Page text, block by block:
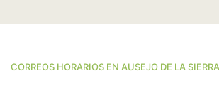
CORREOS HORARIOS EN AUSEJO DE LA SIERRA